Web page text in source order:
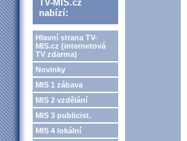
TV-MIS.cz
nabízí:
Hlavní strana TV-
MIS.cz (internetová
TV zdarma)
Novinky
MIS 1 zábava
MIS 2 vzdělání
MIS 3 publicist.
MIS 4 lokální